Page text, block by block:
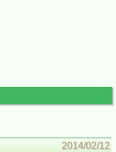
2014/02/12